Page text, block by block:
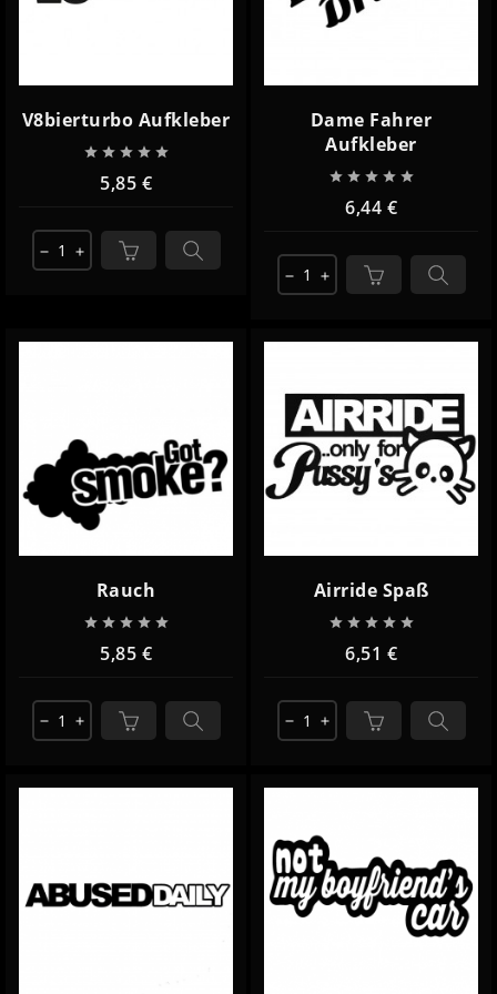
V8bierturbo Aufkleber
    
5,85 €
remove add
Dame Fahrer
Aufkleber
    
6,44 €
remove add
Rauch
    
5,85 €
remove add
Airride Spaß
    
6,51 €
remove add